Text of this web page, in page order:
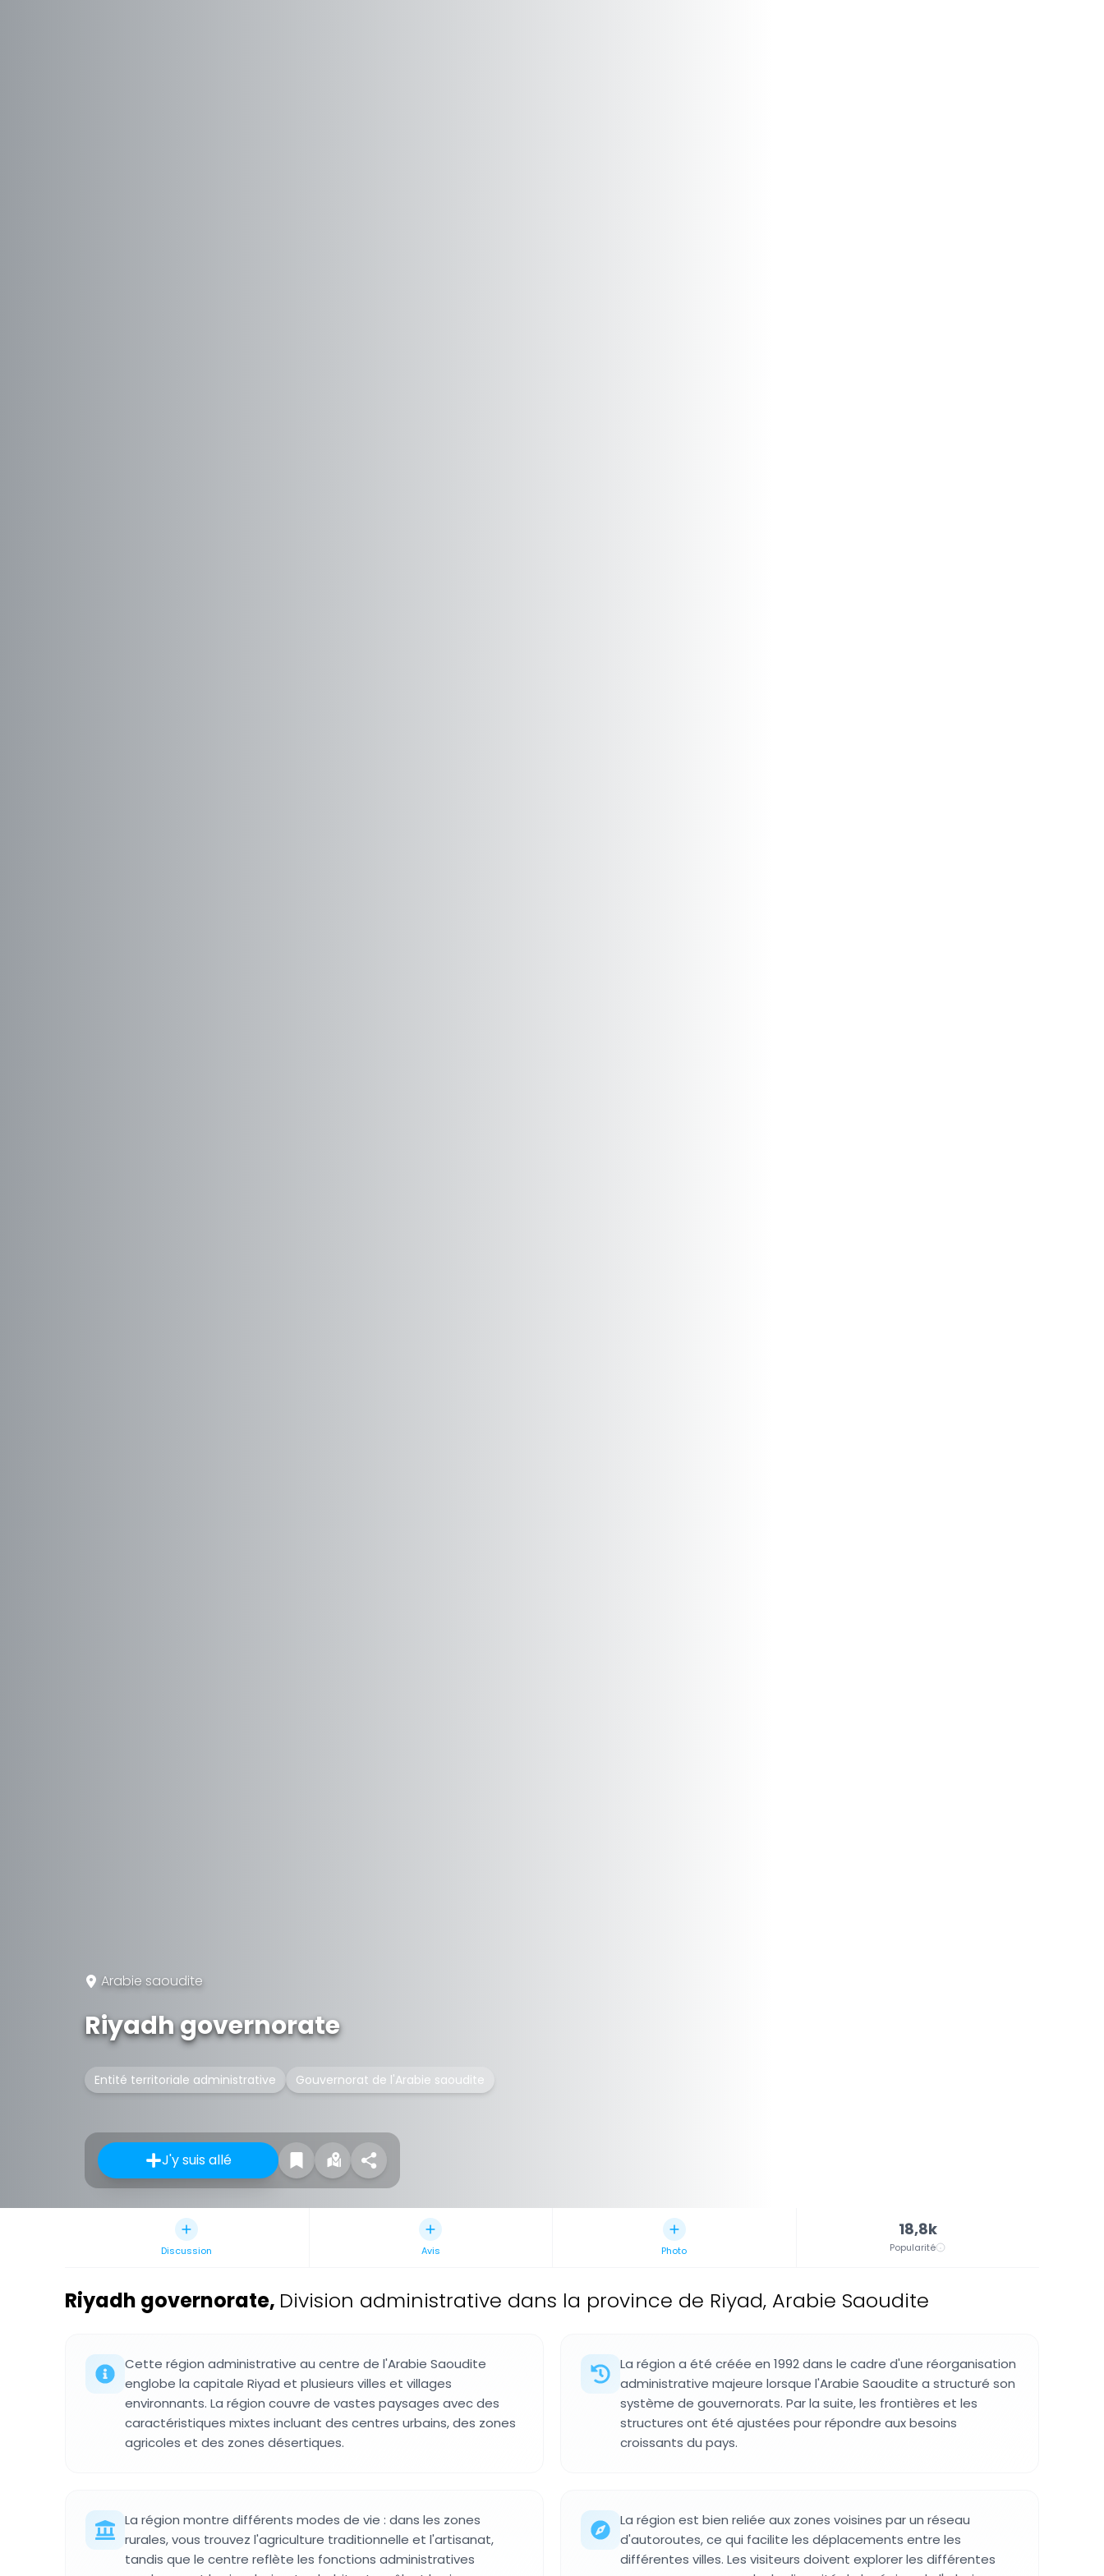
Arabie saoudite
Riyadh governorate
Entité territoriale administrative Gouvernorat de l'Arabie saoudite
J'y suis allé
Discussion Avis Photo
18,8k
Popularité
Riyadh governorate, Division administrative dans la province de Riyad, Arabie Saoudite
Cette région administrative au centre de l'Arabie Saoudite
englobe la capitale Riyad et plusieurs villes et villages
environnants. La région couvre de vastes paysages avec des
caractéristiques mixtes incluant des centres urbains, des zones
agricoles et des zones désertiques.
La région a été créée en 1992 dans le cadre d'une réorganisation
administrative majeure lorsque l'Arabie Saoudite a structuré son
système de gouvernorats. Par la suite, les frontières et les
structures ont été ajustées pour répondre aux besoins
croissants du pays.
La région montre différents modes de vie : dans les zones
rurales, vous trouvez l'agriculture traditionnelle et l'artisanat,
tandis que le centre reflète les fonctions administratives
La région est bien reliée aux zones voisines par un réseau
d'autoroutes, ce qui facilite les déplacements entre les
différentes villes. Les visiteurs doivent explorer les différentes